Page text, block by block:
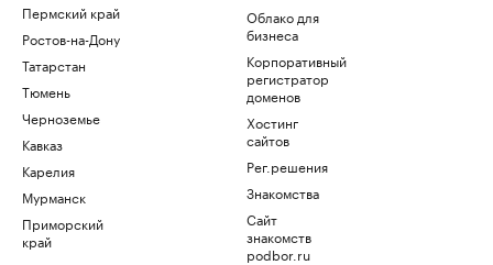
Пермский край
Ростов-на-Дону
Татарстан
Тюмень
Черноземье
Кавказ
Карелия
Мурманск
Приморский
край
Облако для
бизнеса
Корпоративный
регистратор
доменов
Хостинг
сайтов
Рег.решения
Знакомства
Сайт
знакомств
podbor.ru